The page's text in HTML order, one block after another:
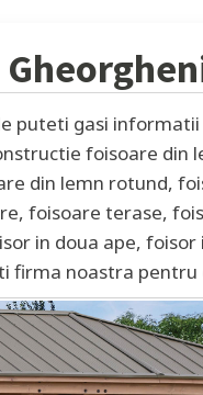
puteti gasi
foisoare din
din lemn rotund,
foisoare terase,
in doua ape,
firma noastra